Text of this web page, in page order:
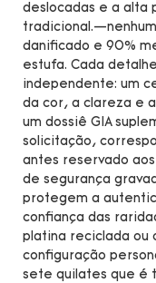
deslocadas e a alta
danificado e 90%
estufa. Cada
independente: um
da cor, a clareza e
um dossiê GIA
solicitação,
antes reservado
de segurança
protegem a
confiança das
platina reciclada ou
configuração
sete quilates que é